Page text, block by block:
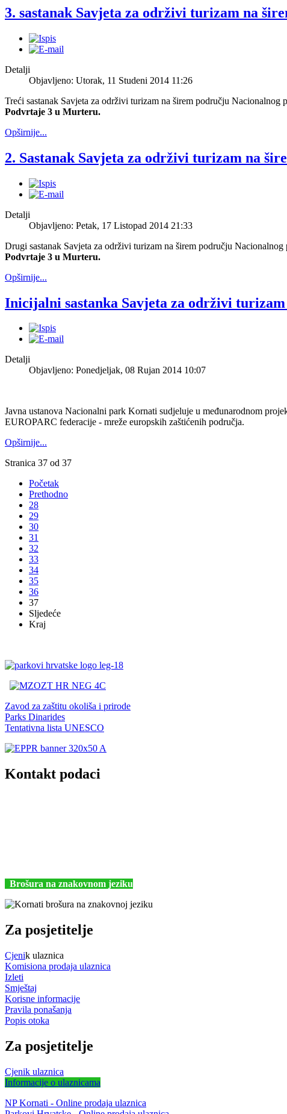
3. sastanak Savjeta za održivi turizam na
Detalji
Objavljeno: Utorak, 11 Studeni 2014 11:26
Treći sastanak Savjeta za održivi turizam na širem području Nacionalnog
Podvrtaje 3 u Murteru.
Opširnije...
2. Sastanak Savjeta za održivi turizam na
Detalji
Objavljeno: Petak, 17 Listopad 2014 21:33
Drugi sastanak Savjeta za održivi turizam na širem području
Podvrtaje 3 u Murteru.
Opširnije...
Inicijalni sastanka Savjeta za održivi
Detalji
Objavljeno: Ponedjeljak, 08 Rujan 2014 10:07
Javna ustanova Nacionalni park Kornati sudjeluje u međunarodnom
EUROPARC federacije - mreže europskih zaštićenih područja.
Opširnije...
Stranica 37 od 37
Početak
Prethodno
28
29
30
31
32
33
34
35
36
37
Sljedeće
Kraj
Zavod za zaštitu okoliša i prirode
Parks Dinarides
Tentativna lista UNESCO
Kontakt podaci
Brošura na znakovnom jeziku
Za posjetitelje
Cjenik ulaznica
Komisiona prodaja ulaznica
Izleti
Smještaj
Korisne informacije
Pravila ponašanja
Popis otoka
Za posjetitelje
Cjenik ulaznica
Informacije o ulaznicama
NP Kornati - Online prodaja ulaznica